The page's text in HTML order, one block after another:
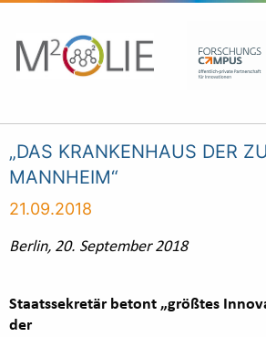
„DAS KRANKENHAUS DER
MANNHEIM“
21.09.2018
Berlin, 20. September 2018
Staatssekretär betont „größtes
der